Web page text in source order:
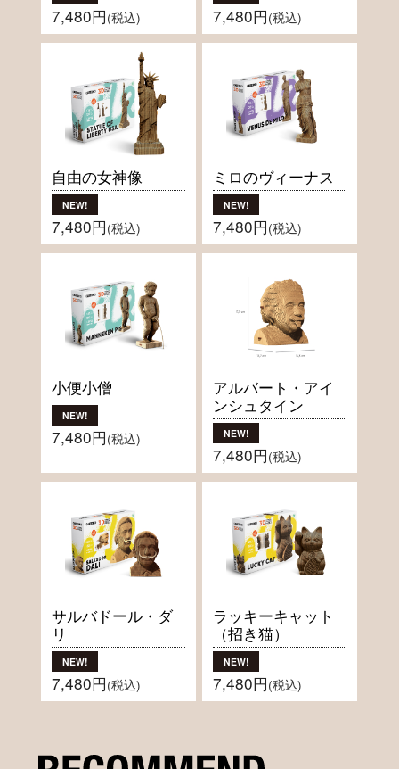
7,480円(税込) 7,480円(税込)
自由の女神像
7,480円(税込)
ミロのヴィーナス
7,480円(税込)
小便小僧
7,480円(税込)
アルバート・アイ
ンシュタイン
7,480円(税込)
サルバドール・ダ
リ
7,480円(税込)
ラッキーキャット
（招き猫）
7,480円(税込)